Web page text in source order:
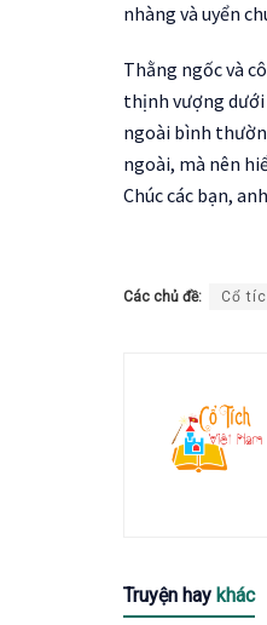
nhàng và uyển
Thằng ngốc và
thịnh vượng
ngoài bình
ngoài, mà nên
Chúc các bạn,
Các chủ đề: Cổ
Truyện hay khác